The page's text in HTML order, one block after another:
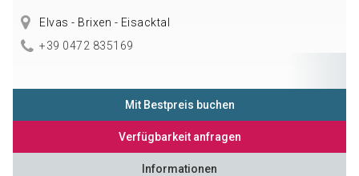
Elvas - Brixen - Eisacktal
+39 0472 835169
Mit Bestpreis buchen
Verfügbarkeit anfragen
Informationen